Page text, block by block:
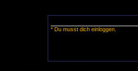
* Du musst dich einloggen.